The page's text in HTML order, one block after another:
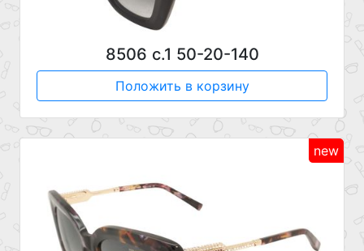
8506 с.1 50-20-140
Положить в корзину
new